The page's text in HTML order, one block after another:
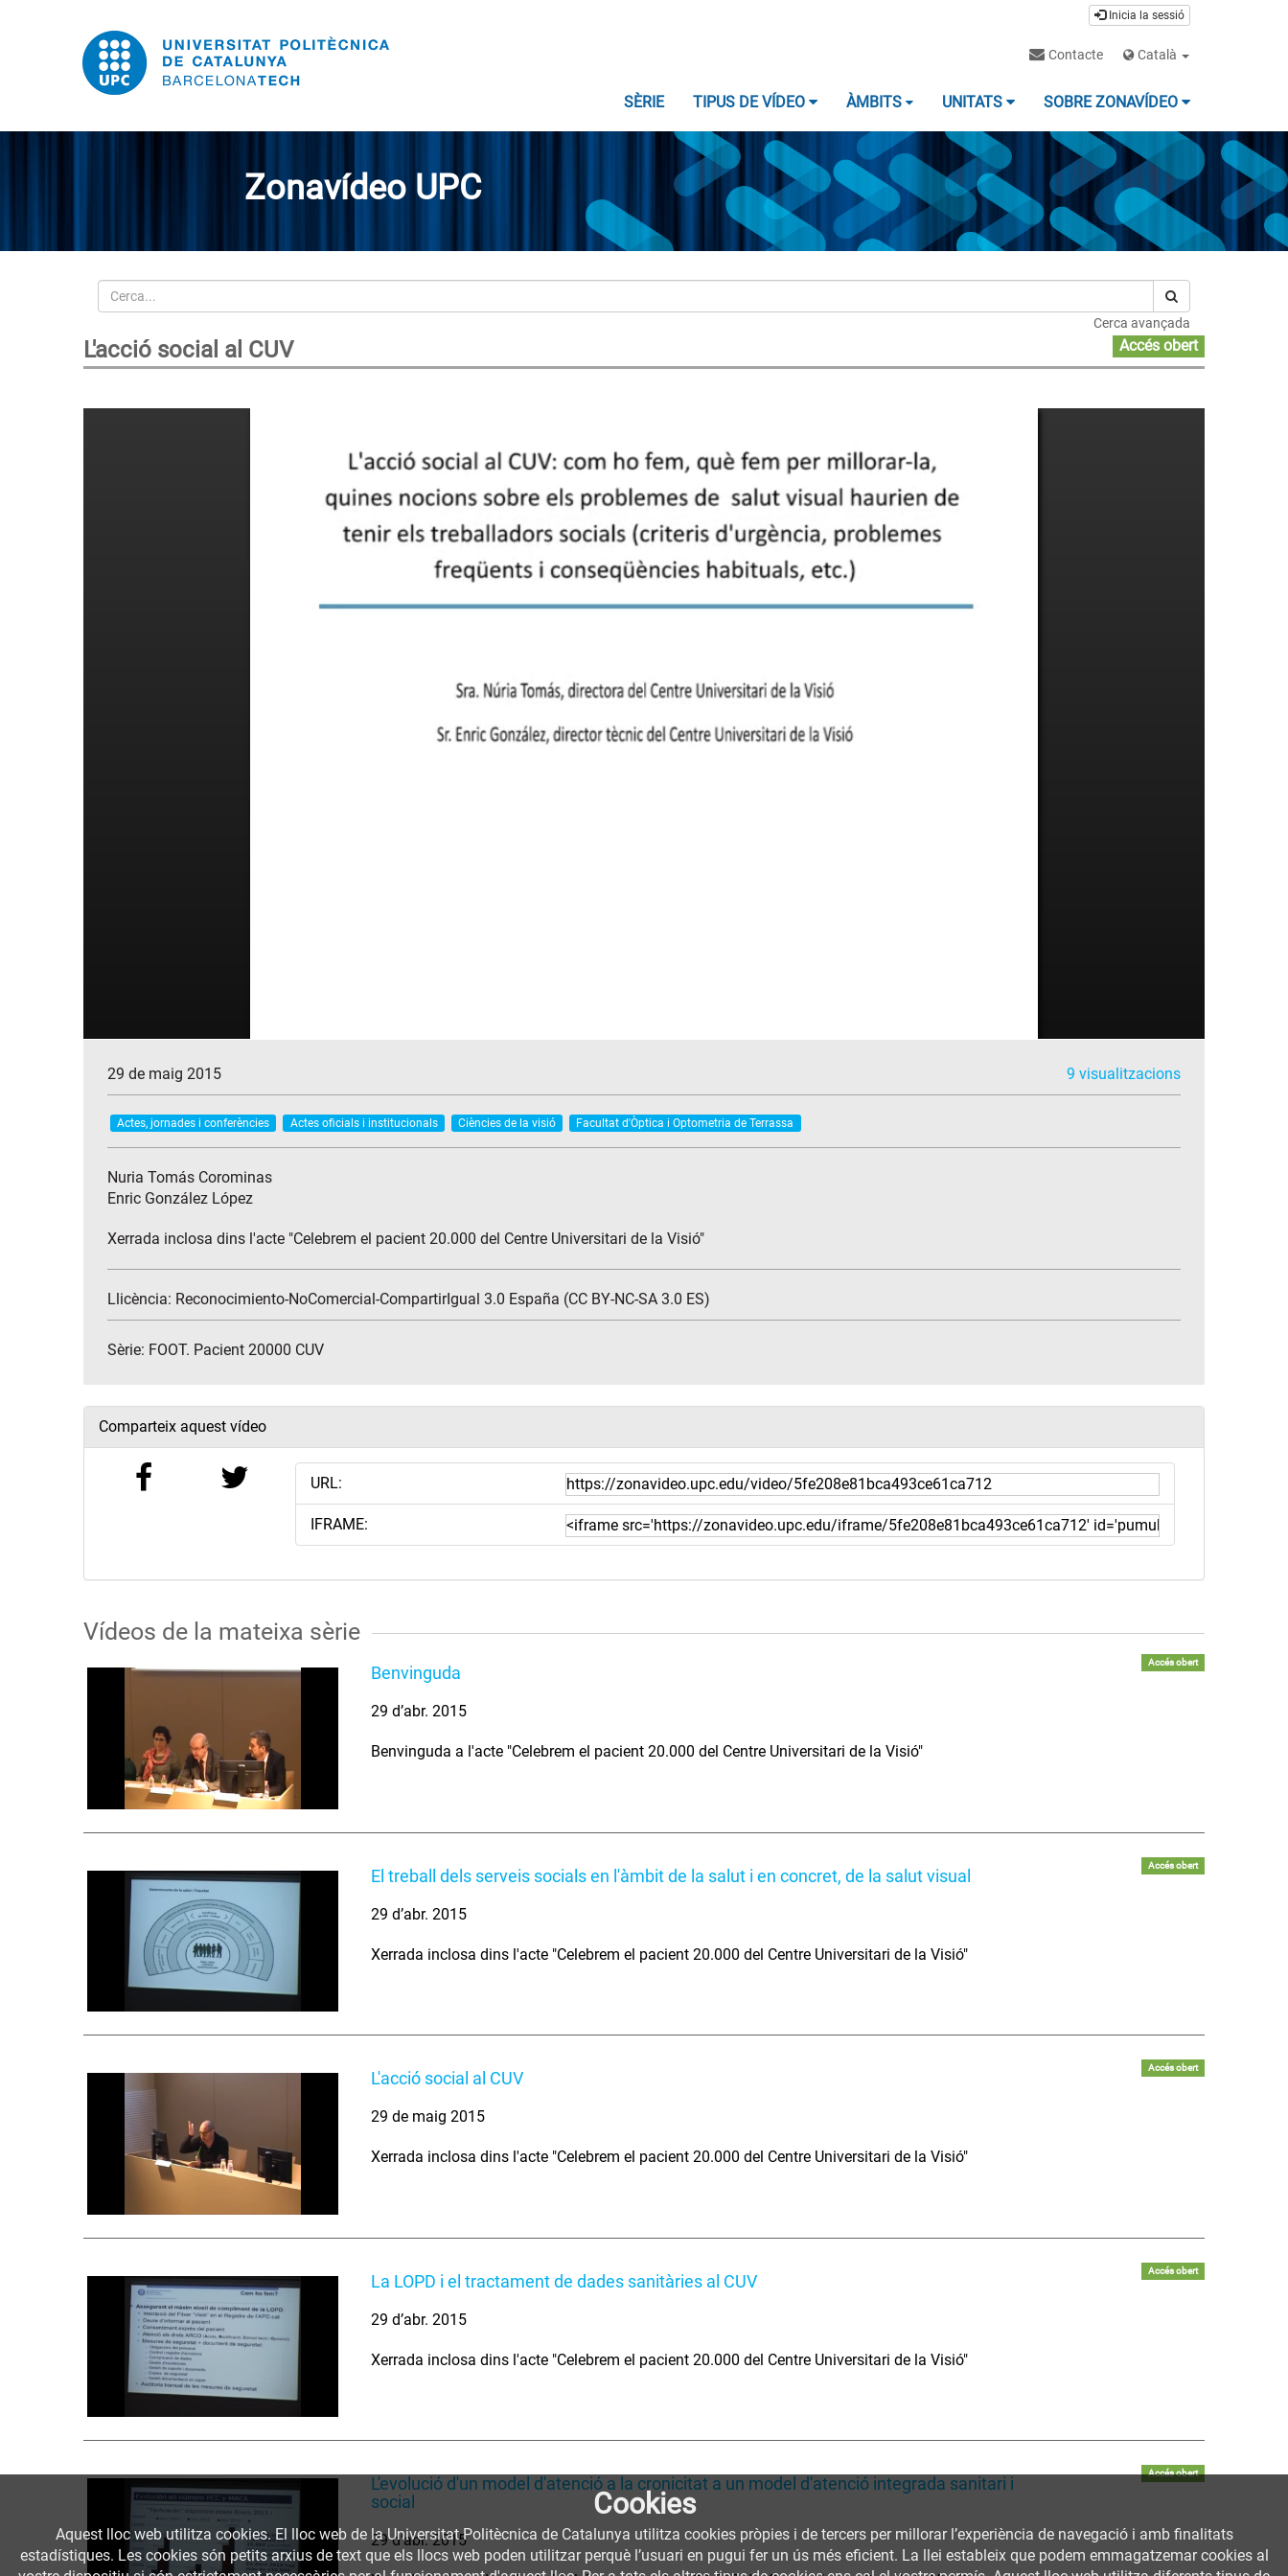
Inicia la sessió
Contacte Català
SÈRIE TIPUS DE VÍDEO ÀMBITS UNITATS SOBRE ZONAVÍDEO
Zonavídeo UPC
Cerca
Cerca avançada
L'acció social al CUV Accés obert
29 de maig 2015 9 visualitzacions
Actes, jornades i conferències Actes oficials i institucionals Ciències de la visió Facultat d'Òptica i Optometria de Terrassa
Nuria Tomás Corominas
Enric González López
Xerrada inclosa dins l'acte "Celebrem el pacient 20.000 del Centre Universitari de la Visió"
Llicència: Reconocimiento-NoComercial-CompartirIgual 3.0 España (CC BY-NC-SA 3.0 ES)
Sèrie: FOOT. Pacient 20000 CUV
Comparteix aquest vídeo
URL:
IFRAME:
Vídeos de la mateixa sèrie
Benvinguda
Accés obert
29 d’abr. 2015
Benvinguda a l'acte "Celebrem el pacient 20.000 del Centre Universitari de la Visió"
El treball dels serveis socials en l'àmbit de la salut i en concret, de la salut visual
Accés obert
29 d’abr. 2015
Xerrada inclosa dins l'acte "Celebrem el pacient 20.000 del Centre Universitari de la Visió"
L'acció social al CUV
Accés obert
29 de maig 2015
Xerrada inclosa dins l'acte "Celebrem el pacient 20.000 del Centre Universitari de la Visió"
La LOPD i el tractament de dades sanitàries al CUV
Accés obert
29 d’abr. 2015
Xerrada inclosa dins l'acte "Celebrem el pacient 20.000 del Centre Universitari de la Visió"
L'evolució d'un model d'atenció a la cronicitat a un model d'atenció integrada sanitari i
social
Accés obert
29 d’abr. 2015
Cookies
Aquest lloc web utilitza cookies. El lloc web de la Universitat Politècnica de Catalunya utilitza cookies pròpies i de tercers per millorar l’experiència de navegació i amb finalitats
estadístiques. Les cookies són petits arxius de text que els llocs web poden utilitzar perquè l’usuari en pugui fer un ús més eficient. La llei estableix que podem emmagatzemar cookies al